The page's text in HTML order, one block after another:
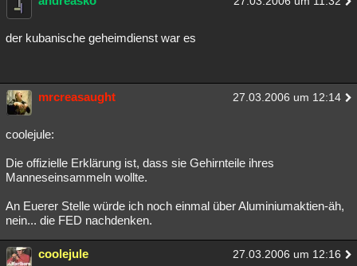
der kubanische geheimdienst war es
mrcreasaught 27.03.2006 um 12:14
coolejule:
Die offizielle Erklärung ist, dass sie Gehirnteile ihres
Manneseinsammeln wollte.
An Euerer Stelle würde ich noch einmal über Aluminiumaktien-äh,
nein... die FED nachdenken.
coolejule 27.03.2006 um 12:16